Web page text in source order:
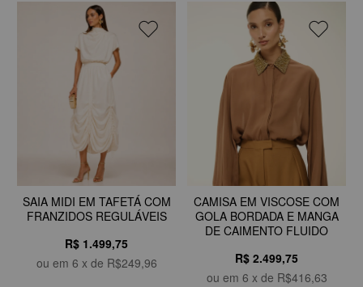
SAIA MIDI EM TAFETÁ COM
FRANZIDOS REGULÁVEIS
R$ 1.499,75
ou em 6 x de R$249,96
CAMISA EM VISCOSE COM
GOLA BORDADA E MANGA
DE CAIMENTO FLUIDO
R$ 2.499,75
ou em 6 x de R$416,63